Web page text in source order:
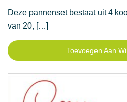
Deze pannenset bestaat uit 4
van 20, […]
Toevoegen Aan